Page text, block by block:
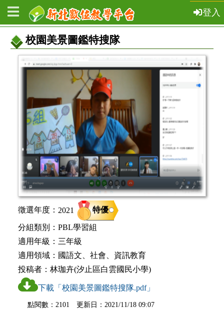
登入
校園美景圖鑑特搜隊
教
訊
徵選年度： 2021 特優
分組類別： PBL學習組
適用年級： 三年級
適用領域： 國語文、社會、資訊教育
投稿者： 林珈卉(汐止區白雲國民小學)
下載「校園美景圖鑑特搜隊.pdf」
點閱數：2101 更新日：2021/11/18 09:07